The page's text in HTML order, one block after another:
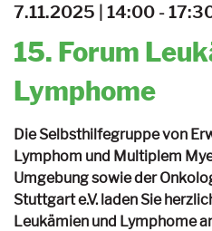
7.11.2025 | 14:00 -
15. Forum
Lymphome
Die Selbsthilfegruppe von
Lymphom und Multiplem
Umgebung sowie der
Stuttgart e.V. laden Sie
Leukämien und Lymphome